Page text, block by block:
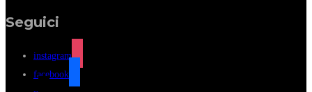
Seguici
instagram
facebook